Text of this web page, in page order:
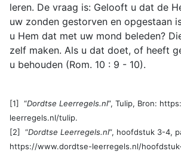
leren. De vraag is: Gelooft u dat de
uw zonden gestorven en opgestaan
u Hem dat met uw mond beleden?
zelf maken. Als u dat doet, of heeft
u behouden (Rom. 10 : 9 - 10).
[1] “Dordtse Leerregels.nl”, Tulip, Bron:
leerregels.nl/tulip.
[2] “Dordtse Leerregels.nl”, hoofdstuk 3-4,
https://www.dordtse-leerregels.nl/